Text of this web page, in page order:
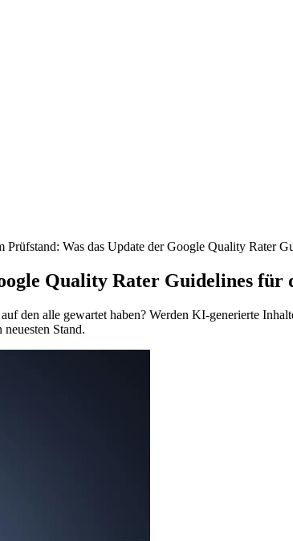
Prüfstand: Was das Update der Google Quality Rater
Quality Rater Guidelines für
auf den alle gewartet haben? Werden KI-generierte
Stand.